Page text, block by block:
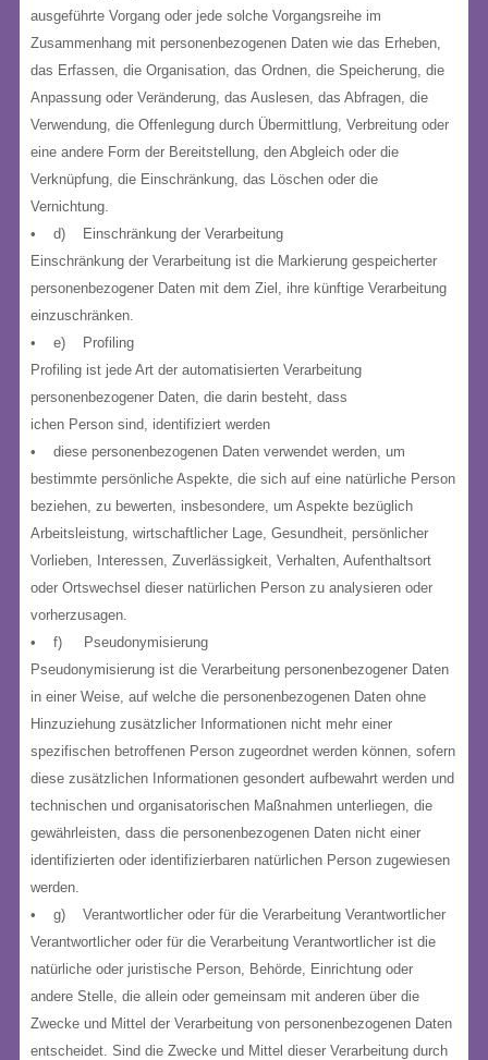
ausgeführte Vorgang oder jede solche Vorgangsreihe im
Zusammenhang mit personenbezogenen Daten wie das Erheben,
das Erfassen, die Organisation, das Ordnen, die Speicherung, die
Anpassung oder Veränderung, das Auslesen, das Abfragen, die
Verwendung, die Offenlegung durch Übermittlung, Verbreitung oder
eine andere Form der Bereitstellung, den Abgleich oder die
Verknüpfung, die Einschränkung, das Löschen oder die
Vernichtung.
• d) Einschränkung der Verarbeitung
Einschränkung der Verarbeitung ist die Markierung gespeicherter
personenbezogener Daten mit dem Ziel, ihre künftige Verarbeitung
einzuschränken.
• e) Profiling
Profiling ist jede Art der automatisierten Verarbeitung
personenbezogener Daten, die darin besteht, dass
ichen Person sind, identifiziert werden
• diese personenbezogenen Daten verwendet werden, um
bestimmte persönliche Aspekte, die sich auf eine natürliche Person
beziehen, zu bewerten, insbesondere, um Aspekte bezüglich
Arbeitsleistung, wirtschaftlicher Lage, Gesundheit, persönlicher
Vorlieben, Interessen, Zuverlässigkeit, Verhalten, Aufenthaltsort
oder Ortswechsel dieser natürlichen Person zu analysieren oder
vorherzusagen.
• f) Pseudonymisierung
Pseudonymisierung ist die Verarbeitung personenbezogener Daten
in einer Weise, auf welche die personenbezogenen Daten ohne
Hinzuziehung zusätzlicher Informationen nicht mehr einer
spezifischen betroffenen Person zugeordnet werden können, sofern
diese zusätzlichen Informationen gesondert aufbewahrt werden und
technischen und organisatorischen Maßnahmen unterliegen, die
gewährleisten, dass die personenbezogenen Daten nicht einer
identifizierten oder identifizierbaren natürlichen Person zugewiesen
werden.
• g) Verantwortlicher oder für die Verarbeitung Verantwortlicher
Verantwortlicher oder für die Verarbeitung Verantwortlicher ist die
natürliche oder juristische Person, Behörde, Einrichtung oder
andere Stelle, die allein oder gemeinsam mit anderen über die
Zwecke und Mittel der Verarbeitung von personenbezogenen Daten
entscheidet. Sind die Zwecke und Mittel dieser Verarbeitung durch